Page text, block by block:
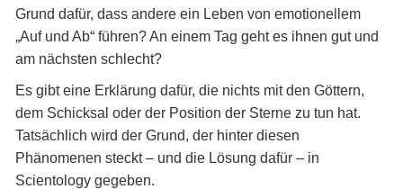
Grund dafür, dass andere ein Leben von emotionellem
„Auf und Ab“ führen? An einem Tag geht es ihnen gut und
am nächsten schlecht?
Es gibt eine Erklärung dafür, die nichts mit den Göttern,
dem Schicksal oder der Position der Sterne zu tun hat.
Tatsächlich wird der Grund, der hinter diesen
Phänomenen steckt – und die Lösung dafür – in
Scientology gegeben.